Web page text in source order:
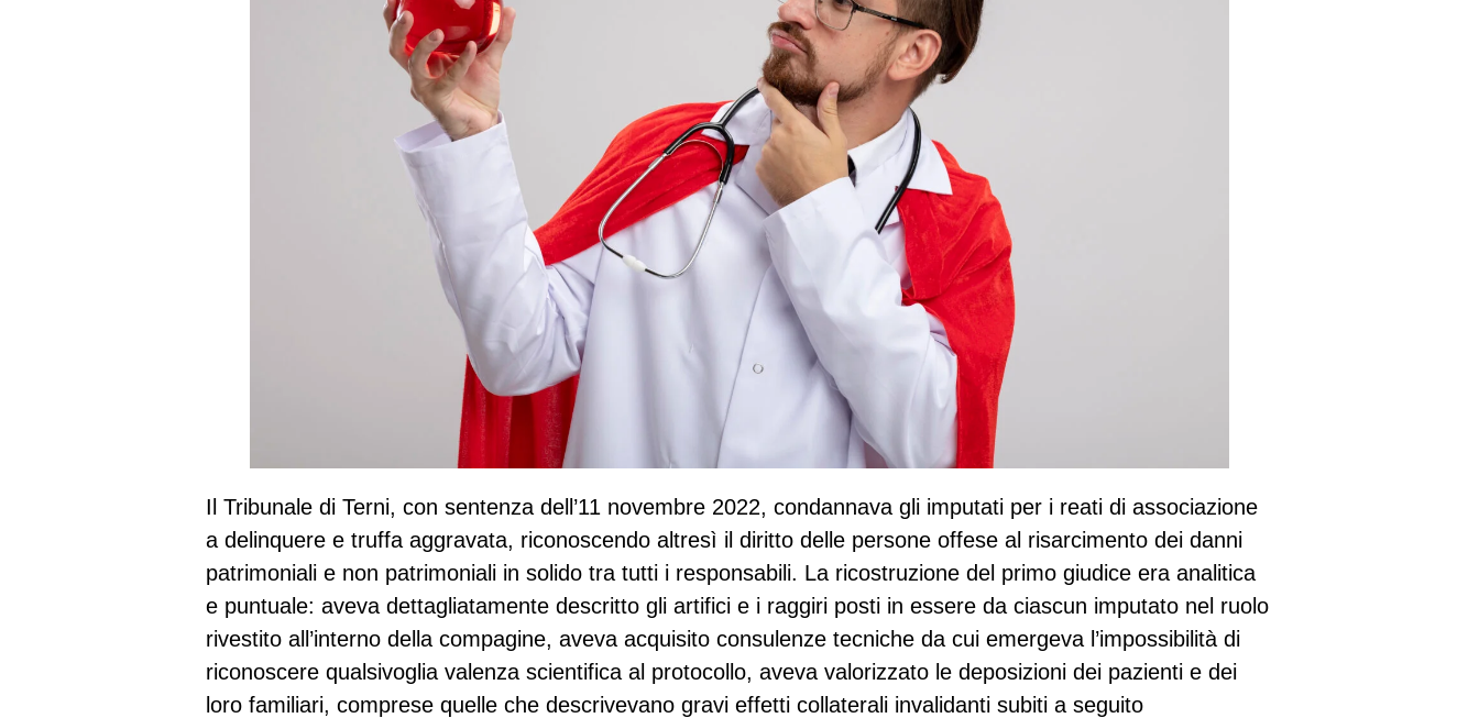
Il Tribunale di Terni, con sentenza dell’11 novembre 2022, condannava gli imputati per i reati di associazione
a delinquere e truffa aggravata, riconoscendo altresì il diritto delle persone offese al risarcimento dei danni
patrimoniali e non patrimoniali in solido tra tutti i responsabili. La ricostruzione del primo giudice era analitica
e puntuale: aveva dettagliatamente descritto gli artifici e i raggiri posti in essere da ciascun imputato nel ruolo
rivestito all’interno della compagine, aveva acquisito consulenze tecniche da cui emergeva l’impossibilità di
riconoscere qualsivoglia valenza scientifica al protocollo, aveva valorizzato le deposizioni dei pazienti e dei
loro familiari, comprese quelle che descrivevano gravi effetti collaterali invalidanti subiti a seguito